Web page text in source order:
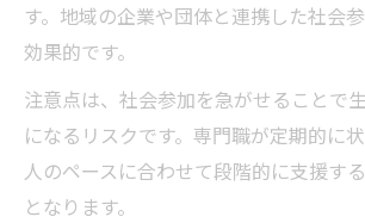
す。地域の企業や団体と連携した社会
効果的です。
注意点は、社会参加を急がせることで
になるリスクです。専門職が定期的に
人のペースに合わせて段階的に支援す
となります。